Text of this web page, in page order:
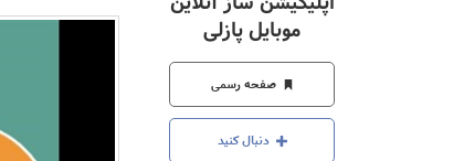
سازمان‌ها
و
روابط
عمومی‌ها
موبایل پازلی
صفحه رسمی
دنبال کنید